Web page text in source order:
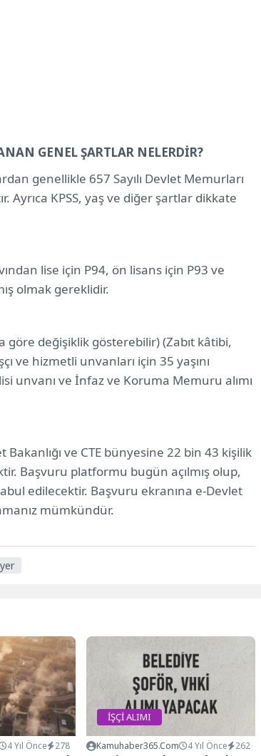
GENEL ŞARTLAR NELERDİR?
genellikle 657 Sayılı Devlet Memurları
Ayrıca KPSS, yaş ve diğer şartlar dikkate
lise için P94, ön lisans için P93 ve
olmak gereklidir.
göre değişiklik gösterebilir) (Zabıt kâtibi,
ve hizmetli unvanları için 35 yaşını
unvanı ve İnfaz ve Koruma Memuru alımı
ve CTE bünyesine 22 bin 43 kişilik
Başvuru platformu bugün açılmış olup,
edilecektir. Başvuru ekranına e-Devlet
mümkündür.
4 Yıl Önce 278
İŞÇİ ALIMI
Kamuhaber365.com 4 Yıl Önce 262